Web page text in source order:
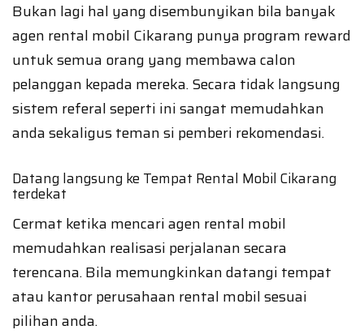
Bukan lagi hal yang disembunyikan bila banyak
agen rental mobil Cikarang punya program reward
untuk semua orang yang membawa calon
pelanggan kepada mereka. Secara tidak langsung
sistem referal seperti ini sangat memudahkan
anda sekaligus teman si pemberi rekomendasi.
Datang langsung ke Tempat Rental Mobil Cikarang
terdekat
Cermat ketika mencari agen rental mobil
memudahkan realisasi perjalanan secara
terencana. Bila memungkinkan datangi tempat
atau kantor perusahaan rental mobil sesuai
pilihan anda.